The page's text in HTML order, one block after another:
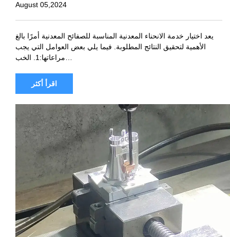
August 05,2024
يعد اختيار خدمة الانحناء المعدنية المناسبة للصفائح المعدنية أمرًا بالغ
الأهمية لتحقيق النتائج المطلوبة. فيما يلي بعض العوامل التي يجب
اقرأ أكثر